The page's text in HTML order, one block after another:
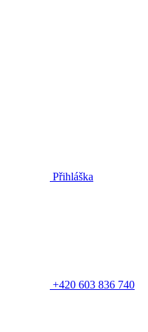
Přihláška
+420 603 836 740